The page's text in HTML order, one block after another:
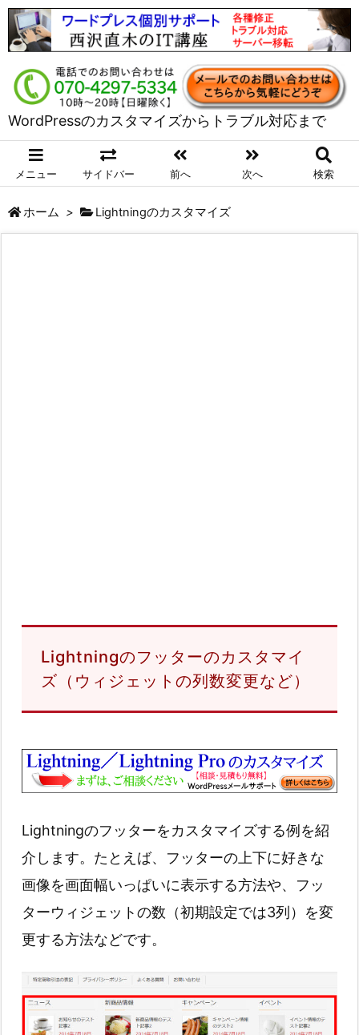
WordPressのカスタマイズからトラブル対応まで
メニュー サイドバー 前へ 次へ 検索
ホーム > Lightningのカスタマイズ
Lightningのフッターのカスタマイ
ズ（ウィジェットの列数変更など）
Lightningのフッターをカスタマイズする例を紹
介します。たとえば、フッターの上下に好きな
画像を画面幅いっぱいに表示する方法や、フッ
ターウィジェットの数（初期設定では3列）を変
更する方法などです。